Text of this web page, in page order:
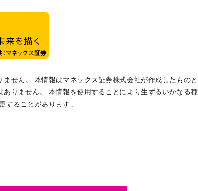
せん。 本情報はマネックス証券株式会社が作成したものと
りません。 本情報を使用することにより生ずるいかなる種
することがあります。